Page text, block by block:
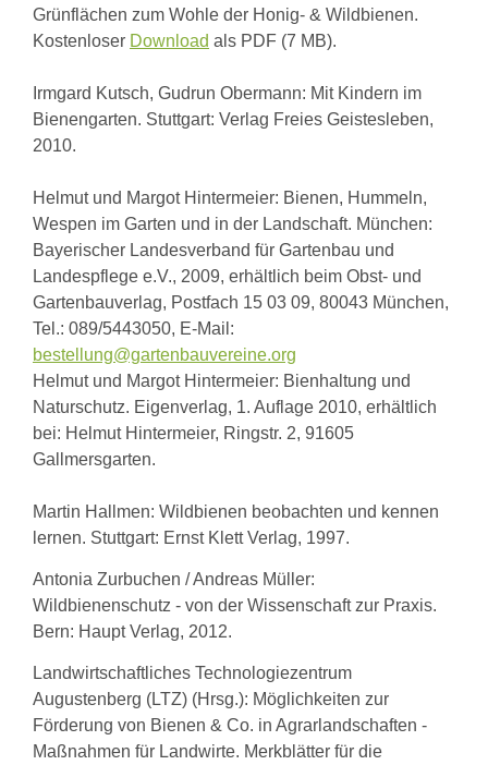
Grünflächen zum Wohle der Honig- & Wildbienen.
Kostenloser Download als PDF (7 MB).
Irmgard Kutsch, Gudrun Obermann: Mit Kindern im
Bienengarten. Stuttgart: Verlag Freies Geistesleben,
2010.
Helmut und Margot Hintermeier: Bienen, Hummeln,
Wespen im Garten und in der Landschaft. München:
Bayerischer Landesverband für Gartenbau und
Landespflege e.V., 2009, erhältlich beim Obst- und
Gartenbauverlag, Postfach 15 03 09, 80043 München,
Tel.: 089/5443050, E-Mail:
bestellung@gartenbauvereine.org
Helmut und Margot Hintermeier: Bienhaltung und
Naturschutz. Eigenverlag, 1. Auflage 2010, erhältlich
bei: Helmut Hintermeier, Ringstr. 2, 91605
Gallmersgarten.
Martin Hallmen: Wildbienen beobachten und kennen
lernen. Stuttgart: Ernst Klett Verlag, 1997.
Antonia Zurbuchen / Andreas Müller:
Wildbienenschutz - von der Wissenschaft zur Praxis.
Bern: Haupt Verlag, 2012.
Landwirtschaftliches Technologiezentrum
Augustenberg (LTZ) (Hrsg.): Möglichkeiten zur
Förderung von Bienen & Co. in Agrarlandschaften -
Maßnahmen für Landwirte. Merkblätter für die